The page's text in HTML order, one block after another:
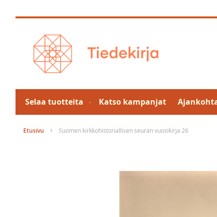
to
Selaa tuotteita Katso kampanjat
Etusivu Suomen kirkkohistoriallisen seuran vuosikirja 26